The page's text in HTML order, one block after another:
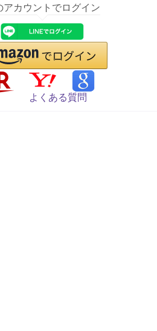
アカウントでログイン
よくある質問